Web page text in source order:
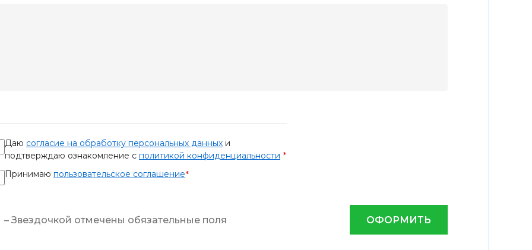
Даю согласие на обработку персональных данных и
подтверждаю ознакомление с политикой конфиденциальности *
Принимаю пользовательское соглашение*
– Звездочкой отмечены обязательные поля ОФОРМИТЬ